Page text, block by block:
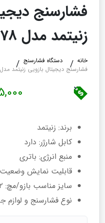
فشارسنج
زنیتمد مدل LD-578
خانه
دستگاه فشارسنج
فشارسنج دیجیتال بازویی زنیتمد مدل LD-578
برند: زنیتمد
کابل شارژر: دارد
منبع انرژی: باتری
قابلیت‌ نمایش وضعیت
سایز مناسب بازو/مچ: ۲۲ تا ۳۲ سانتی متر
نوع فشارسنج و لوازم